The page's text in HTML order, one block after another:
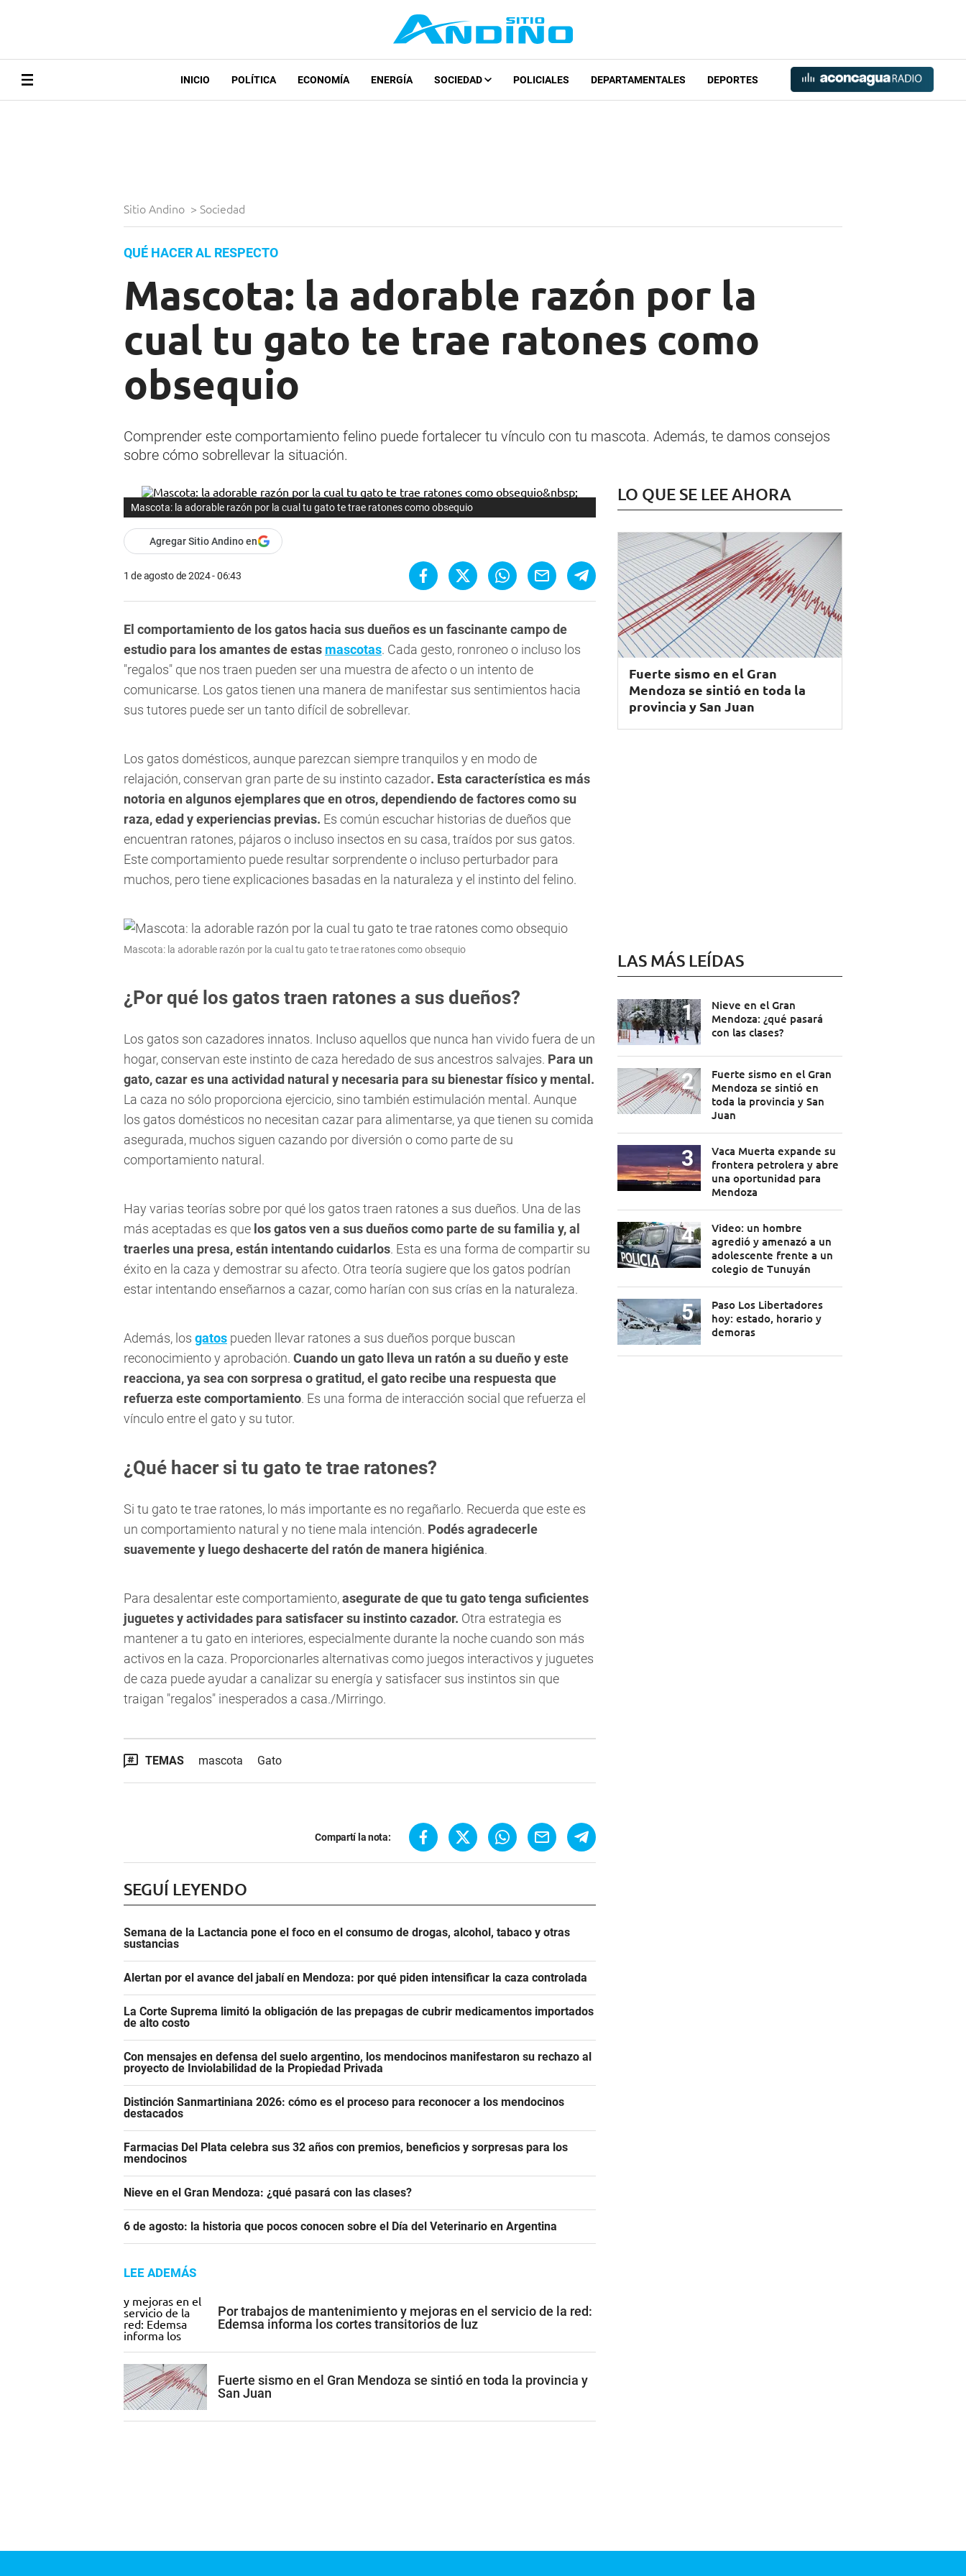
INICIO POLÍTICA ECONOMÍA ENERGÍA SOCIEDAD POLICIALES DEPARTAMENTALES DEPORTES
Sitio Andino > Sociedad
QUÉ HACER AL RESPECTO
Mascota: la adorable razón por la
cual tu gato te trae ratones como
obsequio
Comprender este comportamiento felino puede fortalecer tu vínculo con tu mascota. Además, te damos consejos
sobre cómo sobrellevar la situación.
Mascota: la adorable razón por la cual tu gato te trae ratones como obsequio
Agregar Sitio Andino en
1 de agosto de 2024 - 06:43
El comportamiento de los gatos hacia sus dueños es un fascinante campo de
estudio para los amantes de estas mascotas. Cada gesto, ronroneo o incluso los
"regalos" que nos traen pueden ser una muestra de afecto o un intento de
comunicarse. Los gatos tienen una manera de manifestar sus sentimientos hacia
sus tutores puede ser un tanto difícil de sobrellevar.
Los gatos domésticos, aunque parezcan siempre tranquilos y en modo de
relajación, conservan gran parte de su instinto cazador. Esta característica es más
notoria en algunos ejemplares que en otros, dependiendo de factores como su
raza, edad y experiencias previas. Es común escuchar historias de dueños que
encuentran ratones, pájaros o incluso insectos en su casa, traídos por sus gatos.
Este comportamiento puede resultar sorprendente o incluso perturbador para
muchos, pero tiene explicaciones basadas en la naturaleza y el instinto del felino.
Mascota: la adorable razón por la cual tu gato te trae ratones como obsequio
¿Por qué los gatos traen ratones a sus dueños?
Los gatos son cazadores innatos. Incluso aquellos que nunca han vivido fuera de un
hogar, conservan este instinto de caza heredado de sus ancestros salvajes. Para un
gato, cazar es una actividad natural y necesaria para su bienestar físico y mental.
La caza no sólo proporciona ejercicio, sino también estimulación mental. Aunque
los gatos domésticos no necesitan cazar para alimentarse, ya que tienen su comida
asegurada, muchos siguen cazando por diversión o como parte de su
comportamiento natural.
Hay varias teorías sobre por qué los gatos traen ratones a sus dueños. Una de las
más aceptadas es que los gatos ven a sus dueños como parte de su familia y, al
traerles una presa, están intentando cuidarlos. Esta es una forma de compartir su
éxito en la caza y demostrar su afecto. Otra teoría sugiere que los gatos podrían
estar intentando enseñarnos a cazar, como harían con sus crías en la naturaleza.
Además, los gatos pueden llevar ratones a sus dueños porque buscan
reconocimiento y aprobación. Cuando un gato lleva un ratón a su dueño y este
reacciona, ya sea con sorpresa o gratitud, el gato recibe una respuesta que
refuerza este comportamiento. Es una forma de interacción social que refuerza el
vínculo entre el gato y su tutor.
¿Qué hacer si tu gato te trae ratones?
Si tu gato te trae ratones, lo más importante es no regañarlo. Recuerda que este es
un comportamiento natural y no tiene mala intención. Podés agradecerle
suavemente y luego deshacerte del ratón de manera higiénica.
Para desalentar este comportamiento,asegurate de que tu gato tenga suficientes
juguetes y actividades para satisfacer su instinto cazador. Otra estrategia es
mantener a tu gato en interiores, especialmente durante la noche cuando son más
activos en la caza. Proporcionarles alternativas como juegos interactivos y juguetes
de caza puede ayudar a canalizar su energía y satisfacer sus instintos sin que
traigan "regalos" inesperados a casa./Mirringo.
TEMAS mascota Gato
Compartí la nota:
SEGUÍ LEYENDO
Semana de la Lactancia pone el foco en el consumo de drogas, alcohol, tabaco y otras
sustancias
Alertan por el avance del jabalí en Mendoza: por qué piden intensificar la caza controlada
La Corte Suprema limitó la obligación de las prepagas de cubrir medicamentos importados
de alto costo
Con mensajes en defensa del suelo argentino, los mendocinos manifestaron su rechazo al
proyecto de Inviolabilidad de la Propiedad Privada
Distinción Sanmartiniana 2026: cómo es el proceso para reconocer a los mendocinos
destacados
Farmacias Del Plata celebra sus 32 años con premios, beneficios y sorpresas para los
mendocinos
Nieve en el Gran Mendoza: ¿qué pasará con las clases?
6 de agosto: la historia que pocos conocen sobre el Día del Veterinario en Argentina
LEE ADEMÁS
Por trabajos de mantenimiento y mejoras en el servicio de la red:
Edemsa informa los cortes transitorios de luz
Fuerte sismo en el Gran Mendoza se sintió en toda la provincia y
San Juan
LO QUE SE LEE AHORA
Fuerte sismo en el Gran
Mendoza se sintió en toda la
provincia y San Juan
LAS MÁS LEÍDAS
Nieve en el Gran
Mendoza: ¿qué pasará
con las clases?
Fuerte sismo en el Gran
Mendoza se sintió en
toda la provincia y San
Juan
Vaca Muerta expande su
frontera petrolera y abre
una oportunidad para
Mendoza
Video: un hombre
agredió y amenazó a un
adolescente frente a un
colegio de Tunuyán
Paso Los Libertadores
hoy: estado, horario y
demoras